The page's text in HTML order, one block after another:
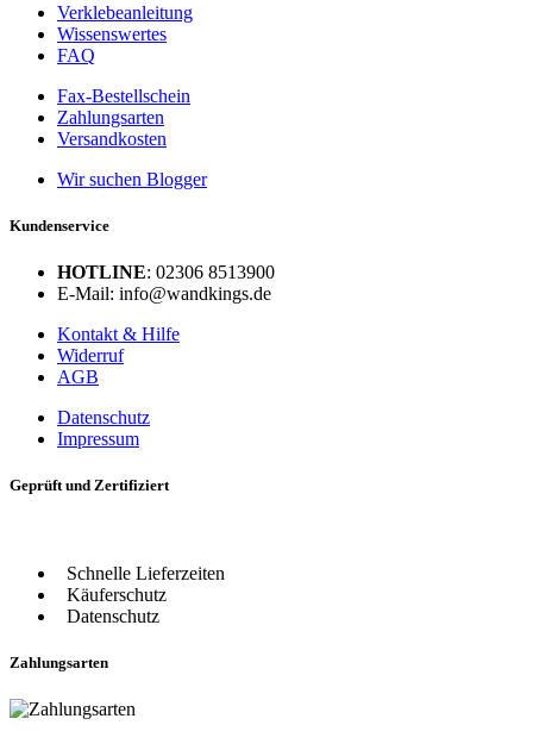
Verklebeanleitung
Wissenswertes
FAQ
Fax-Bestellschein
Zahlungsarten
Versandkosten
Wir suchen Blogger
Kundenservice
HOTLINE: 02306 8513900
E-Mail: info@wandkings.de
Kontakt & Hilfe
Widerruf
AGB
Datenschutz
Impressum
Geprüft und Zertifiziert
Schnelle Lieferzeiten
Käuferschutz
Datenschutz
Zahlungsarten